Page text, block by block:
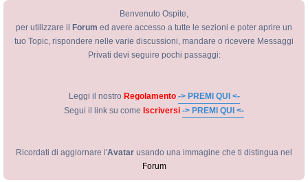
Benvenuto Ospite,
per utilizzare il
Forum ed avere accesso a tutte le sezioni e poter aprire un
tuo Topic, rispondere nelle varie discussioni, mandare o ricevere Messaggi
Privati devi seguire pochi passaggi:
Leggi il nostro Regolamento -> PREMI QUI <-
Segui il link su come Iscriversi -> PREMI QUI <-
Ricordati di aggiornare l'Avatar usando una immagine che ti distingua nel
Forum